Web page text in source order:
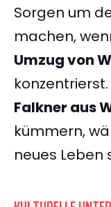
Sorgen um
machen,
Umzug von
konzentrierst.
Falkner aus
kümmern,
neues Leben